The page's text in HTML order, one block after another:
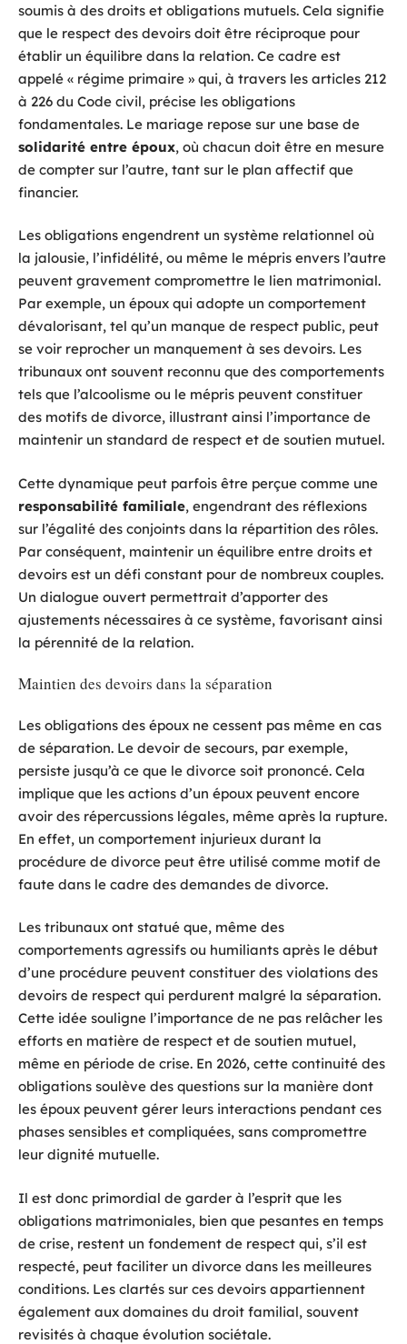
soumis à des droits et obligations mutuels. Cela signifie
que le respect des devoirs doit être réciproque pour
établir un équilibre dans la relation. Ce cadre est
appelé « régime primaire » qui, à travers les articles 212
à 226 du Code civil, précise les obligations
fondamentales. Le mariage repose sur une base de
solidarité entre époux, où chacun doit être en mesure
de compter sur l’autre, tant sur le plan affectif que
financier.
Les obligations engendrent un système relationnel où
la jalousie, l’infidélité, ou même le mépris envers l’autre
peuvent gravement compromettre le lien matrimonial.
Par exemple, un époux qui adopte un comportement
dévalorisant, tel qu’un manque de respect public, peut
se voir reprocher un manquement à ses devoirs. Les
tribunaux ont souvent reconnu que des comportements
tels que l’alcoolisme ou le mépris peuvent constituer
des motifs de divorce, illustrant ainsi l’importance de
maintenir un standard de respect et de soutien mutuel.
Cette dynamique peut parfois être perçue comme une
responsabilité familiale, engendrant des réflexions
sur l’égalité des conjoints dans la répartition des rôles.
Par conséquent, maintenir un équilibre entre droits et
devoirs est un défi constant pour de nombreux couples.
Un dialogue ouvert permettrait d’apporter des
ajustements nécessaires à ce système, favorisant ainsi
la pérennité de la relation.
Maintien des devoirs dans la séparation
Les obligations des époux ne cessent pas même en cas
de séparation. Le devoir de secours, par exemple,
persiste jusqu’à ce que le divorce soit prononcé. Cela
implique que les actions d’un époux peuvent encore
avoir des répercussions légales, même après la rupture.
En effet, un comportement injurieux durant la
procédure de divorce peut être utilisé comme motif de
faute dans le cadre des demandes de divorce.
Les tribunaux ont statué que, même des
comportements agressifs ou humiliants après le début
d’une procédure peuvent constituer des violations des
devoirs de respect qui perdurent malgré la séparation.
Cette idée souligne l’importance de ne pas relâcher les
efforts en matière de respect et de soutien mutuel,
même en période de crise. En 2026, cette continuité des
obligations soulève des questions sur la manière dont
les époux peuvent gérer leurs interactions pendant ces
phases sensibles et compliquées, sans compromettre
leur dignité mutuelle.
Il est donc primordial de garder à l’esprit que les
obligations matrimoniales, bien que pesantes en temps
de crise, restent un fondement de respect qui, s’il est
respecté, peut faciliter un divorce dans les meilleures
conditions. Les clartés sur ces devoirs appartiennent
également aux domaines du droit familial, souvent
revisités à chaque évolution sociétale.